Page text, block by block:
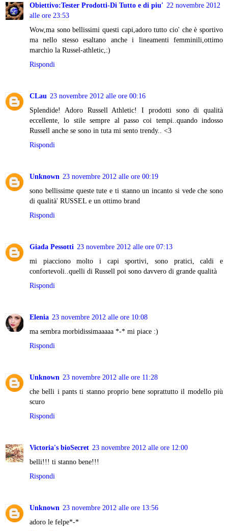
Obiettivo:Tester Prodotti-Di Tutto e di piu' 22 novembre 2012
alle ore 23:53
Wow,ma sono bellissimi questi capi,adoro tutto cio' che è sportivo
ma nello stesso esaltano anche i lineamenti femminili,ottimo
marchio la Russel-athletic,:)
Rispondi
CLau 23 novembre 2012 alle ore 00:16
Splendide! Adoro Russell Athletic! I prodotti sono di qualità
eccellente, lo stile sempre al passo coi tempi..quando indosso
Russell anche se sono in tuta mi sento trendy.. <3
Rispondi
Unknown 23 novembre 2012 alle ore 00:19
sono bellissime queste tute e ti stanno un incanto si vede che sono
di qualità' RUSSEL e un ottimo brand
Rispondi
Giada Pessotti 23 novembre 2012 alle ore 07:13
mi piacciono molto i capi sportivi, sono pratici, caldi e
confortevoli..quelli di Russell poi sono davvero di grande qualità
Rispondi
Elenia 23 novembre 2012 alle ore 10:08
ma sembra morbidissimaaaaa *-* mi piace :)
Rispondi
Unknown 23 novembre 2012 alle ore 11:28
che belli i pants ti stanno proprio bene soprattutto il modello più
scuro
Rispondi
Victoria's bioSecret 23 novembre 2012 alle ore 12:00
belli!!! ti stanno bene!!!
Rispondi
Unknown 23 novembre 2012 alle ore 13:56
adoro le felpe*-*